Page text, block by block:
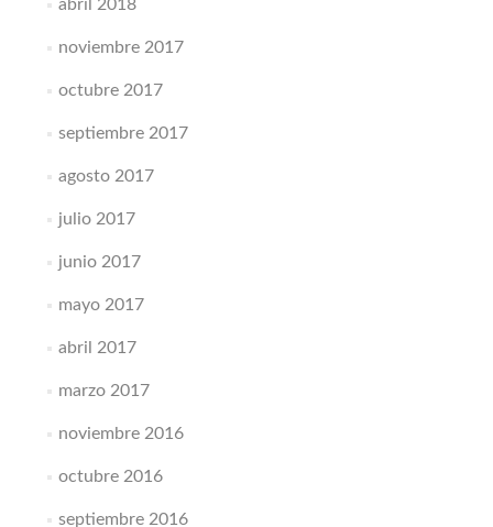
abril 2018
noviembre 2017
octubre 2017
septiembre 2017
agosto 2017
julio 2017
junio 2017
mayo 2017
abril 2017
marzo 2017
noviembre 2016
octubre 2016
septiembre 2016